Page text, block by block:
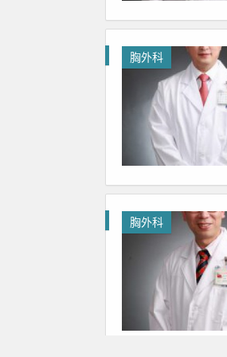
胸外科
胸外科